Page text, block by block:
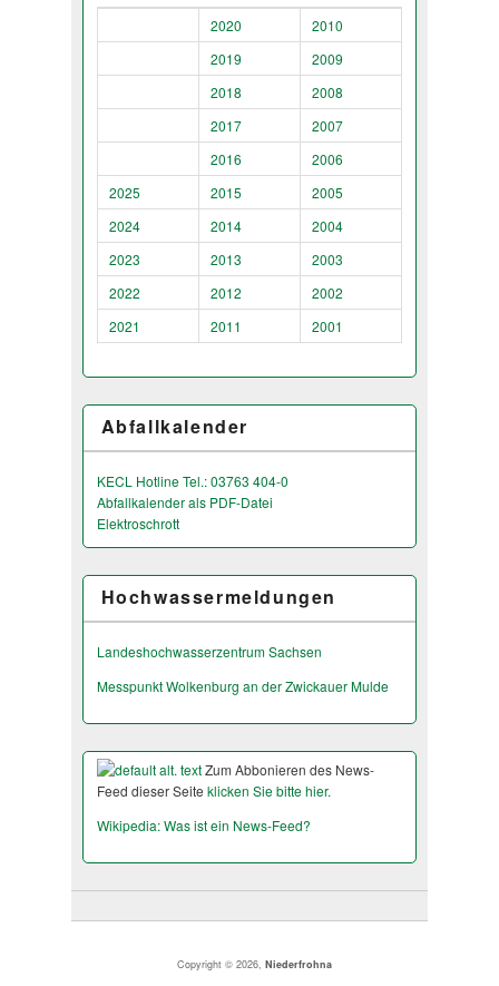
2020
2010
2019
2009
2018
2008
2017
2007
2016
2006
2025
2015
2005
2024
2014
2004
2023
2013
2003
2022
2012
2002
2021
2011 2001
Abfallkalender
KECL Hotline Tel.: 03763 404-0
Abfallkalender als PDF-Datei
Elektroschrott
Hochwassermeldungen
Landeshochwas­serzentrum Sachsen
Messpunkt Wolkenburg an der Zwickauer Mulde
Zum Abbonieren des News-
Feed dieser Seite klicken Sie bitte hier.
Wikipedia: Was ist ein News-Feed?
Copyright © 2026,Niederfrohna